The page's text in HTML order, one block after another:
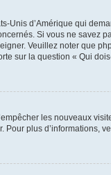
Unis d’Amérique qui
Si vous ne savez
Veuillez noter que
sur la question « Qui
les nouveaux
plus d’informations,